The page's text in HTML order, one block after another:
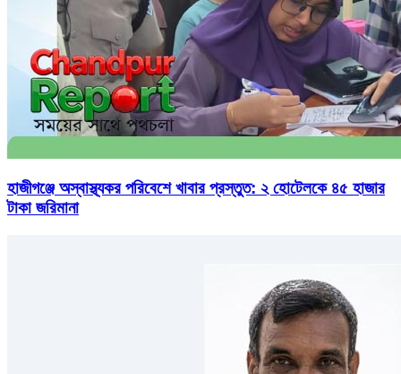
হাজীগঞ্জে অস্বাস্থ্যকর পরিবেশে খাবার প্রস্তুত: ২ হোটেলকে ৪৫ হাজার
টাকা জরিমানা